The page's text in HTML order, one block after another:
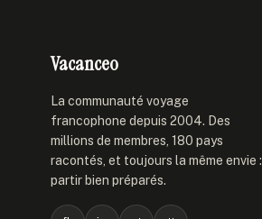
Vacanceo
La communauté voyage
francophone depuis 2004. Des
millions de membres, 180 pays
racontés, et toujours la même envie :
partir bien préparés.